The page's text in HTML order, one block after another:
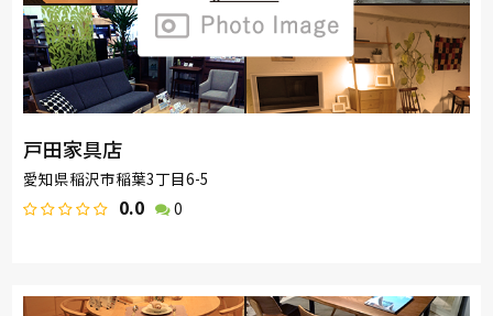
戸田家具店
愛知県稲沢市稲葉3丁目6-5
0.0 0